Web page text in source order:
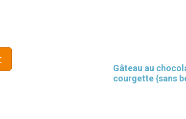
Gâteau au
courgette {sans